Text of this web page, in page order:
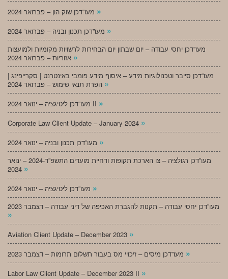
»
»
מעו”דכן יחסי עבודה – יום שבתון יום הבחירות לרשויות מקומיות ולמועצות
»
מעו”דכן סייבר וטכנולוגיות מידע – איסוף מידע פומבי באינטרנט | סקרייפינג |
»
מעו”דכן ליטיגציה – ינואר 2024 II »
Corporate Law Client Update – January 2024 »
»
מעו”דכן רגולציה – צו הארכת תקופות ודחיית מועדים התשפ”ד-2024 – ינואר
»
»
מעו”דכן יחסי עבודה – תקנות להגברת האכיפה של דיני עבודה – דצמבר 2023
»
Aviation Client Update – December 2023 »
»
Labor Law Client Update – December 2023 II »